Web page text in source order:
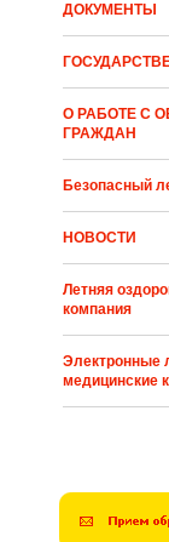
ДОКУМЕНТЫ
О РАБОТЕ С
ГРАЖДАН
Безопасный
НОВОСТИ
Летняя
компания
Электронные
медицинские